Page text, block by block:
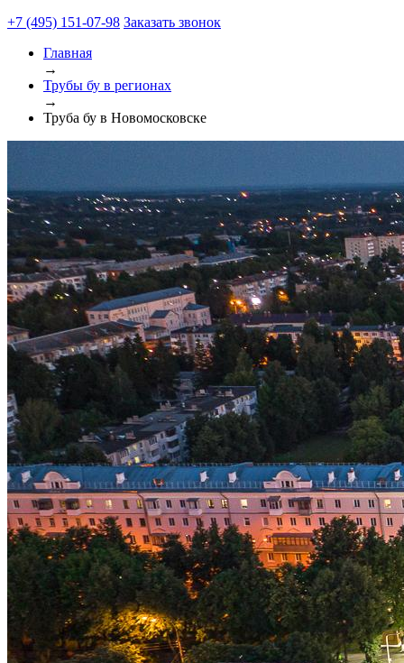
+7 (495) 151-07-98 Заказать звонок
Главная
→
Трубы бу в регионах
→
Труба бу в Новомосковске